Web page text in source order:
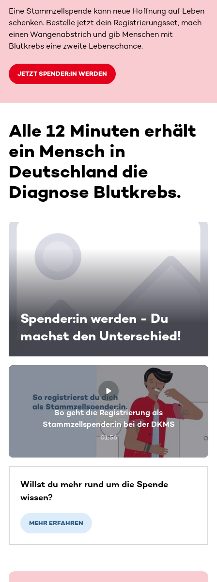
Eine Stammzellspende kann neue Hoffnung auf Leben
schenken. Bestelle jetzt dein Registrierungsset, mach
einen Wangenabstrich und gib Menschen mit
Blutkrebs eine zweite Lebenschance.
JETZT SPENDER:IN WERDEN
Alle 12 Minuten erhält
ein Mensch in
Deutschland die
Diagnose Blutkrebs.
Spender:in werden - Du
machst den Unterschied!
So geht die Registrierung als
Stammzellspender:in bei der DKMS
01:56
Willst du mehr rund um die Spende
wissen?
MEHR ERFAHREN